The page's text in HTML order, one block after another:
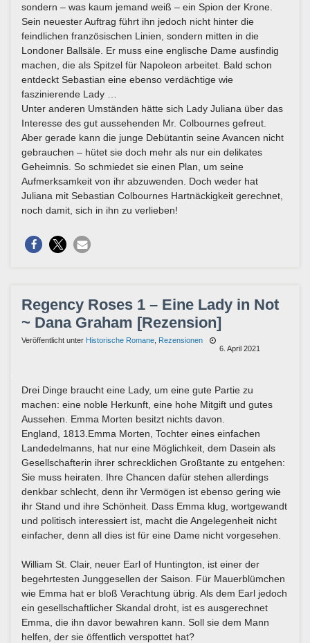
sondern – was kaum jemand weiß – ein Spion der Krone.
Sein neuester Auftrag führt ihn jedoch nicht hinter die
feindlichen französischen Linien, sondern mitten in die
Londoner Ballsäle. Er muss eine englische Dame ausfindig
machen, die als Spitzel für Napoleon arbeitet. Bald schon
entdeckt Sebastian eine ebenso verdächtige wie
faszinierende Lady …
Unter anderen Umständen hätte sich Lady Juliana über das
Interesse des gut aussehenden Mr. Colbournes gefreut.
Aber gerade kann die junge Debütantin seine Avancen nicht
gebrauchen – hütet sie doch mehr als nur ein delikates
Geheimnis. So schmiedet sie einen Plan, um seine
Aufmerksamkeit von ihr abzuwenden. Doch weder hat
Juliana mit Sebastian Colbournes Hartnäckigkeit gerechnet,
noch damit, sich in ihn zu verlieben!
Regency Roses 1 – Eine Lady in Not
~ Dana Graham [Rezension]
Veröffentlicht unter Historische Romane Rezensionen
6. April 2021
Drei Dinge braucht eine Lady, um eine gute Partie zu
machen: eine noble Herkunft, eine hohe Mitgift und gutes
Aussehen. Emma Morten besitzt nichts davon.
England, 1813.Emma Morten, Tochter eines einfachen
Landedelmanns, hat nur eine Möglichkeit, dem Dasein als
Gesellschafterin ihrer schrecklichen Großtante zu entgehen:
Sie muss heiraten. Ihre Chancen dafür stehen allerdings
denkbar schlecht, denn ihr Vermögen ist ebenso gering wie
ihr Stand und ihre Schönheit. Dass Emma klug, wortgewandt
und politisch interessiert ist, macht die Angelegenheit nicht
einfacher, denn all dies ist für eine Dame nicht vorgesehen.
William St. Clair, neuer Earl of Huntington, ist einer der
begehrtesten Junggesellen der Saison. Für Mauerblümchen
wie Emma hat er bloß Verachtung übrig. Als dem Earl jedoch
ein gesellschaftlicher Skandal droht, ist es ausgerechnet
Emma, die ihn davor bewahren kann. Soll sie dem Mann
helfen, der sie öffentlich verspottet hat?